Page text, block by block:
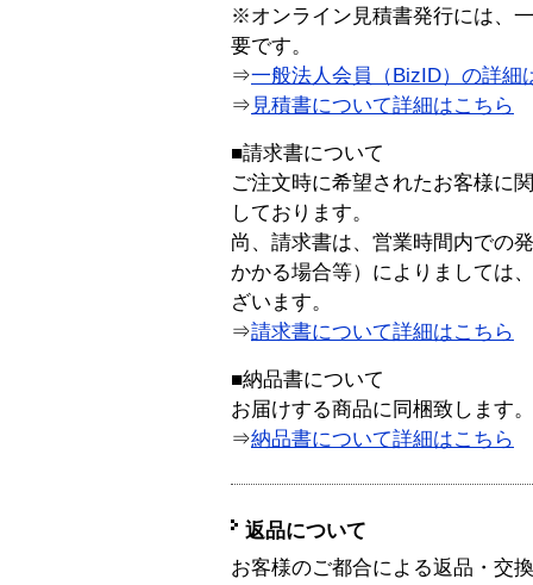
※オンライン見積書発行には、
要です。
⇒一般法人会員（BizID）の詳細
⇒ 見積書について詳細はこちら
■請求書について
ご注文時に希望されたお客様に
しております。
尚、請求書は、営業時間内での
かかる場合等）によりましては
ざいます。
⇒請求書について詳細はこちら
■納品書について
お届けする商品に同梱致します。
⇒納品書について詳細はこちら
返品について
お客様のご都合による返品・交